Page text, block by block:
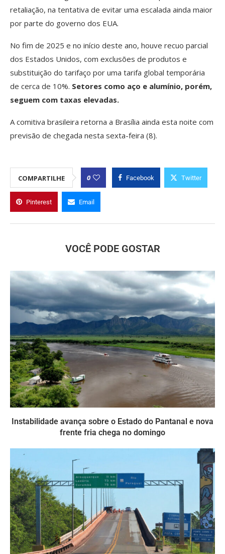
retaliação, na tentativa de evitar uma escalada ainda maior
por parte do governo dos EUA.
No fim de 2025 e no início deste ano, houve recuo parcial
dos Estados Unidos, com exclusões de produtos e
substituição do tarifaço por uma tarifa global temporária
de cerca de 10%. Setores como aço e alumínio, porém,
seguem com taxas elevadas.
A comitiva brasileira retorna a Brasília ainda esta noite com
previsão de chegada nesta sexta-feira (8).
COMPARTILHE 0 Facebook Twitter
Pinterest Email
VOCÊ PODE GOSTAR
Instabilidade avança sobre o Estado do Pantanal e nova
frente fria chega no domingo